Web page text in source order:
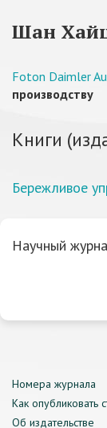
Шан
Foton Daimler
производству
Книги
Бережливое
Научный
Номера журнала
Как опубликовать
Об издательстве